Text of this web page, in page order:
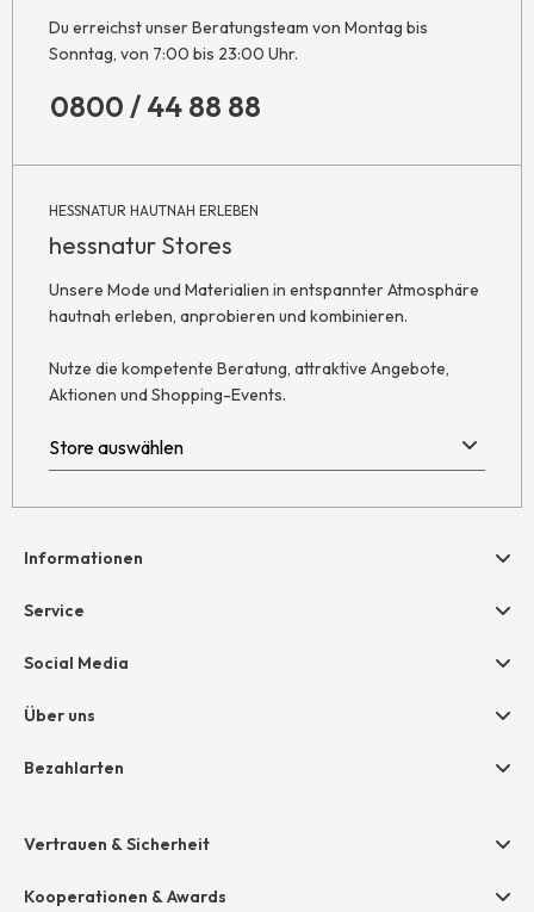
Du erreichst unser Beratungsteam von Montag bis
Sonntag, von 7:00 bis 23:00 Uhr.
0800 / 44 88 88
HESSNATUR HAUTNAH ERLEBEN
hessnatur Stores
Unsere Mode und Materialien in entspannter Atmosphäre
hautnah erleben, anprobieren und kombinieren.
Nutze die kompetente Beratung, attraktive Angebote,
Aktionen und Shopping-Events.
Informationen
Hilfe & Kontakt
Retoure
AGB
Service
Geschenkgutscheine
Größentabelle
Social Media
Über uns
Unternehmen
Bezahlarten
Amazon Pay
Vertrauen & Sicherheit
Kooperationen & Awards